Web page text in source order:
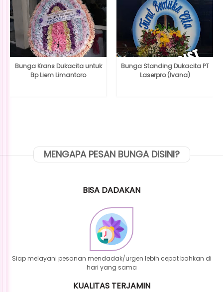
Bunga Krans Dukacita untuk
Bp Liem Limantoro
Bunga Standing Dukacita PT
Laserpro (Ivana)
MENGAPA PESAN BUNGA DISINI?
BISA DADAKAN
Siap melayani pesanan mendadak/urgen lebih cepat bahkan di
hari yang sama
KUALITAS TERJAMIN